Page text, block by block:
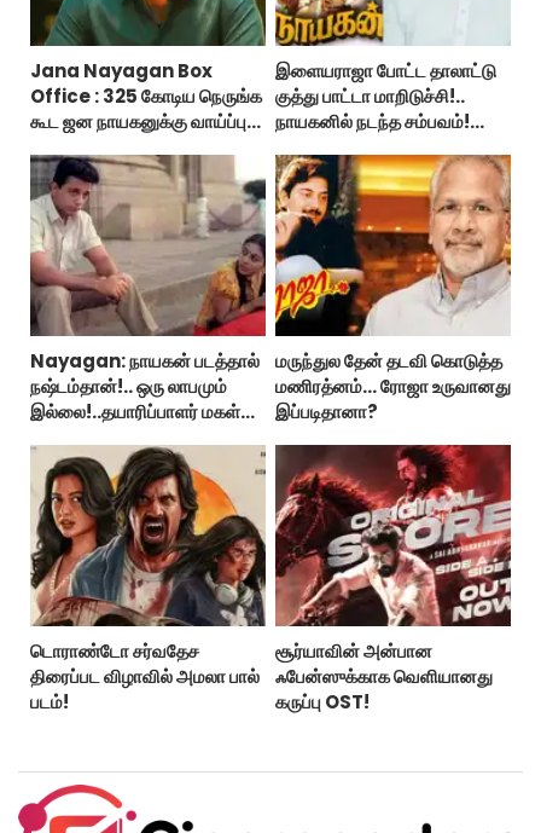
Jana Nayagan Box
Office : 325 கோடிய நெருங்க
கூட ஜன நாயகனுக்கு வாய்ப்பு
இளையராஜா போட்ட தாலாட்டு
குத்து பாட்டா மாறிடுச்சி!..
நாயகனில் நடந்த சம்பவம்!...
Nayagan: நாயகன் படத்தால்
நஷ்டம்தான்!.. ஒரு லாபமும்
இல்லை!..தயாரிப்பாளர் மகள்
மருந்துல தேன் தடவி கொடுத்த
மணிரத்னம்... ரோஜா உருவானது
இப்படிதானா?
டொராண்டோ சர்வதேச
திரைப்பட விழாவில் அமலா பால்
படம்!
சூர்யாவின் அன்பான
ஃபேன்ஸுக்காக வெளியானது
கருப்பு OST!